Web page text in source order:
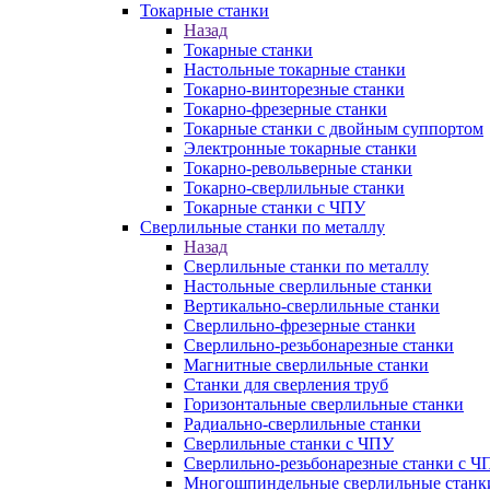
Токарные станки
Назад
Токарные станки
Настольные токарные станки
Токарно-винторезные станки
Токарно-фрезерные станки
Токарные станки с двойным суппортом
Электронные токарные станки
Токарно-револьверные станки
Токарно-сверлильные станки
Токарные станки с ЧПУ
Сверлильные станки по металлу
Назад
Сверлильные станки по металлу
Настольные сверлильные станки
Вертикально-сверлильные станки
Сверлильно-фрезерные станки
Сверлильно-резьбонарезные станки
Магнитные сверлильные станки
Станки для сверления труб
Горизонтальные сверлильные станки
Радиально-сверлильные станки
Сверлильные станки с ЧПУ
Сверлильно-резьбонарезные станки с
Многошпиндельные сверлильные